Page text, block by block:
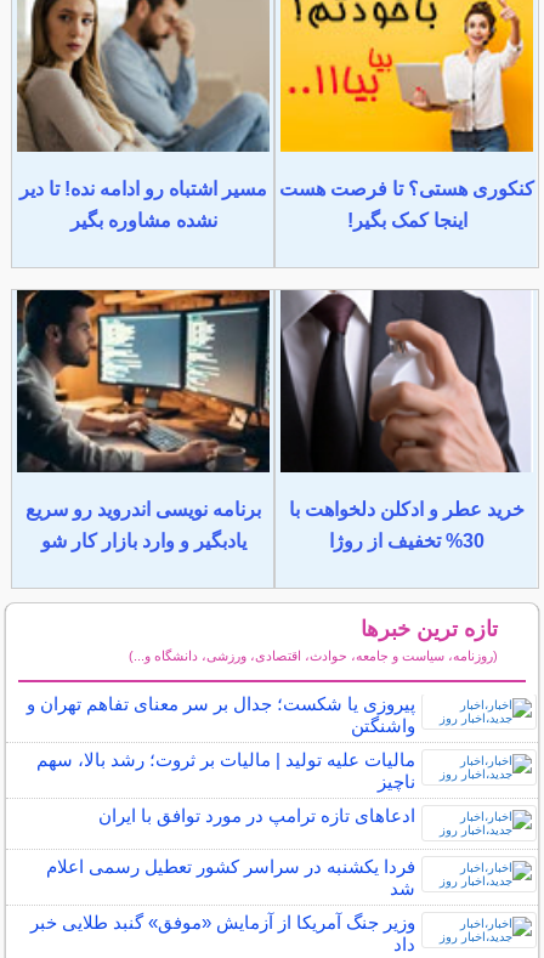
کنکوری هستی؟ تا فرصت هست
اینجا کمک بگیر!
مسیر اشتباه رو ادامه نده! تا دیر
نشده مشاوره بگیر
خرید عطر و ادکلن دلخواهت با
30% تخفیف از روژا
برنامه نویسی اندروید رو سریع
یادبگیر و وارد بازار کار شو
تازه ترین خبرها
(روزنامه، سیاست و جامعه، حوادث، اقتصادی، ورزشی، دانشگاه و...)
پیروزی یا شکست؛ جدال بر سر معنای تفاهم تهران و
واشنگتن
مالیات علیه تولید | مالیات بر ثروت؛ رشد بالا، سهم
ناچیز
ادعاهای تازه ترامپ در مورد توافق با ایران
فردا یکشنبه در سراسر کشور تعطیل رسمی اعلام
شد
وزیر جنگ آمریکا از آزمایش «موفق» گنبد طلایی خبر
داد